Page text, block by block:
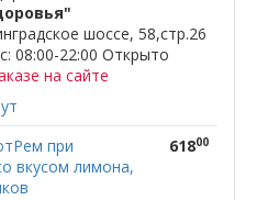
шоссе, 58,стр.26
08:00-22:00 Открыто
на сайте
при
вкусом лимона,
61800